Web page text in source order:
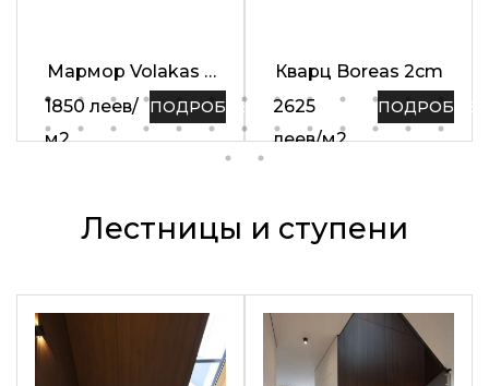
Мармор Volakas 2
см
1850 леев/
м2
ПОДРОБНЕЕ
Кварц Boreas 2cm
2625
леев/м2
ПОДРОБНЕЕ
Лестницы и ступени